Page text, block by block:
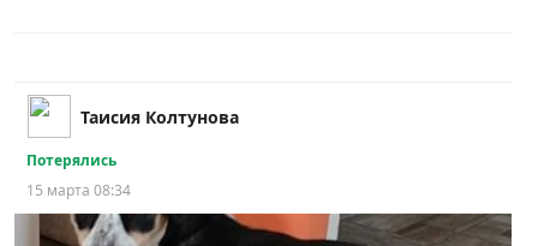
Таисия Колтунова
Потерялись
15 марта 08:34